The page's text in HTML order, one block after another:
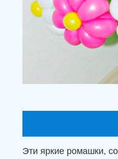
Эти яркие ромашки,